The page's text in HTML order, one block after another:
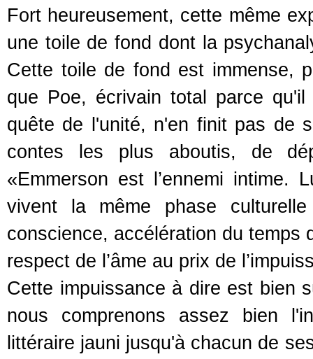
Fort heureusement, cette même
une toile de fond dont la
Cette toile de fond est immense,
que Poe, écrivain total parce
quête de l'unité, n'en finit pas de
contes les plus aboutis, de
«Emmerson est l’ennemi intime.
vivent la même phase
conscience, accélération du temps
respect de l’âme au prix de
Cette impuissance à dire est bien
nous comprenons assez bien
littéraire jauni jusqu'à chacun de